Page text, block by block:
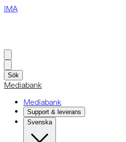
IMA
Sök
Mediabank
Mediabank
Support & leverans
Svenska